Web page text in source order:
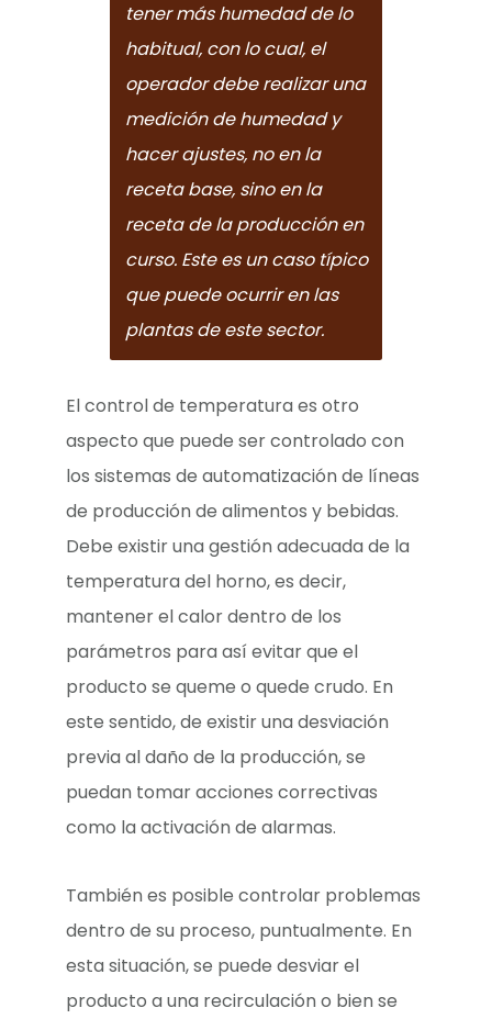
tener más humedad de lo
habitual, con lo cual, el
operador debe realizar una
medición de humedad y
hacer ajustes, no en la
receta base, sino en la
receta de la producción en
curso. Este es un caso típico
que puede ocurrir en las
plantas de este sector.
El control de temperatura es otro
aspecto que puede ser controlado con
los sistemas de automatización de líneas
de producción de alimentos y bebidas.
Debe existir una gestión adecuada de la
temperatura del horno, es decir,
mantener el calor dentro de los
parámetros para así evitar que el
producto se queme o quede crudo. En
este sentido, de existir una desviación
previa al daño de la producción, se
puedan tomar acciones correctivas
como la activación de alarmas.
También es posible controlar problemas
dentro de su proceso, puntualmente. En
esta situación, se puede desviar el
producto a una recirculación o bien se